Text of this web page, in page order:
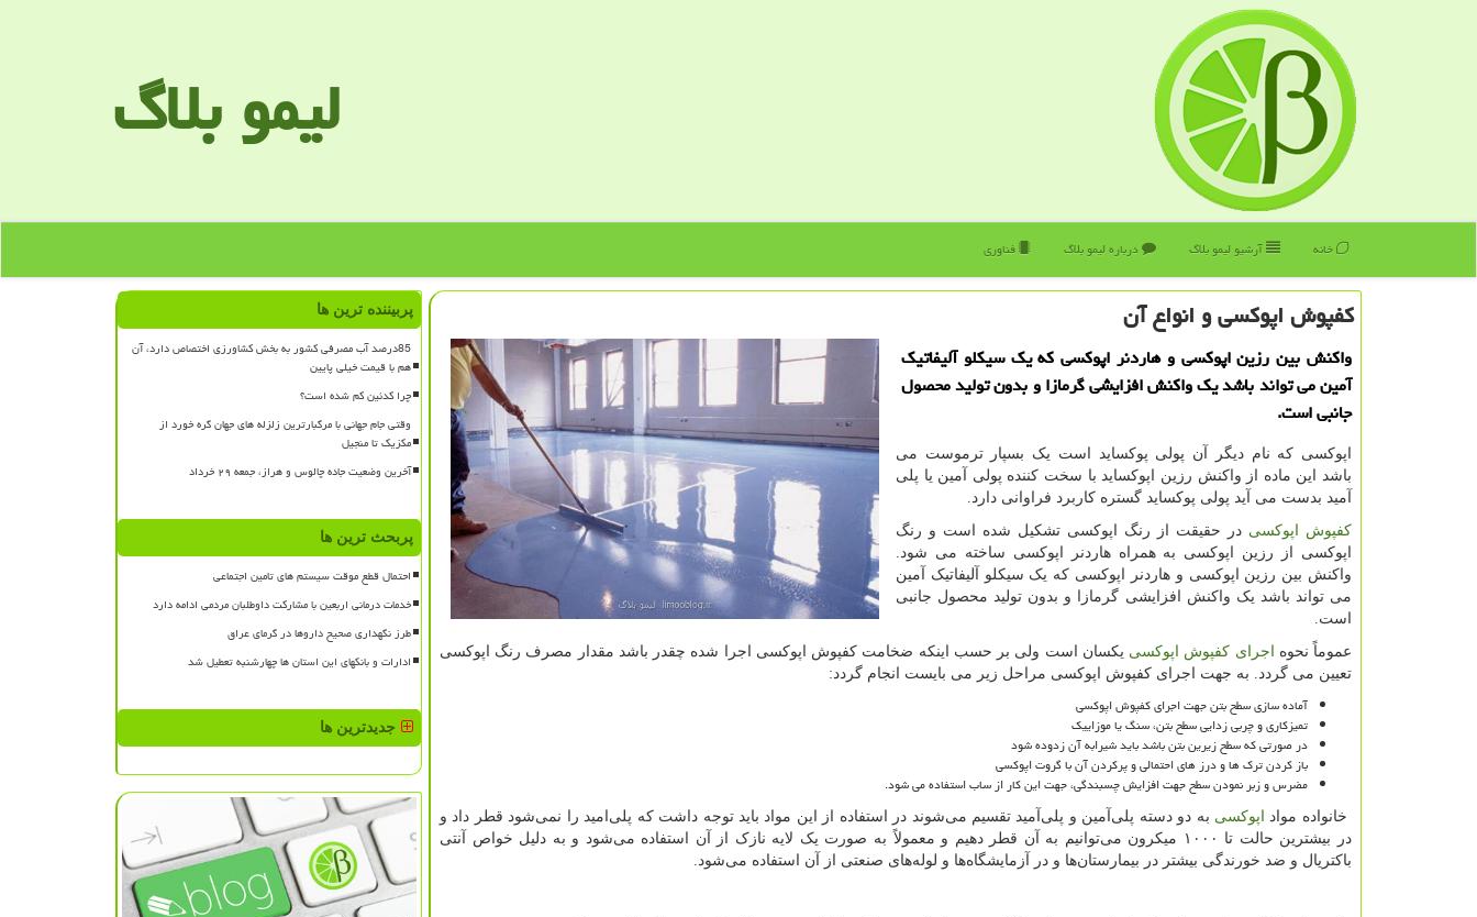
لیمو بلاگ
خانه آرشیو لیمو بلاگ درباره لیمو بلاگ فناوری
كفپوش اپوكسی و انواع آن
واكنش بین رزین اپوكسی و هاردنر اپوكسی كه یك سیكلو آلیفاتیك
آمین می تواند باشد یك واكنش افزایشی گرمازا و بدون تولید محصول
جانبی است.
اپوکسی که نام دیگر آن پولی پوکساید است یک بسپار ترموست می
باشد این ماده از واکنش رزین اپوکساید با سخت کننده پولی آمین یا پلی
آمید بدست می آید پولی پوکساید گستره کاربرد فراوانی دارد.
کفپوش اپوکسی در حقیقت از رنگ اپوکسی تشکیل شده است و رنگ
اپوکسی از رزین اپوکسی به همراه هاردنر اپوکسی ساخته می شود.
واکنش بین رزین اپوکسی و هاردنر اپوکسی که یک سیکلو آلیفاتیک آمین
می تواند باشد یک واکنش افزایشی گرمازا و بدون تولید محصول جانبی
است.
عموماً نحوه
اجرای کفپوش اپوکسی یکسان است ولی بر حسب اینکه ضخامت کفپوش اپوکسی اجرا شده چقدر باشد مقدار مصرف رنگ اپوکسی
تعیین می گردد. به جهت اجرای کفپوش اپوکسی مراحل زیر می بایست انجام گردد:
آماده سازی سطح بتن جهت اجرای کفپوش اپوکسی
تمیزکاری و چربی زدایی سطح بتن، سنگ یا موزاییک
در صورتی که سطح زیرین بتن باشد باید شیرابه آن زدوده شود
باز کردن ترک ها و درز های احتمالی و پرکردن آن با گروت اپوکسی
مضرس و زبر نمودن سطح جهت افزایش چسبندگی، جهت این کار از ساب استفاده می شود.
خانواده مواد اپوکسی به دو دسته پلی‌آمین و پلی‌آمید تقسیم می‌شوند در استفاده از این مواد باید توجه داشت که پلی‌امید را نمی‌شود قطر داد و
در بیشترین حالت تا ۱۰۰۰ میکرون می‌توانیم به آن قطر دهیم و معمولاً به صورت یک لایه نازک از آن استفاده می‌شود و به دلیل خواص آنتی
باکتریال و ضد خورندگی بیشتر در بیمارستان‌ها و در آزمایشگاه‌ها و لوله‌های صنعتی از آن استفاده می‌شود.
پربیننده ترین ها
85درصد آب مصرفی کشور به بخش کشاورزی اختصاص دارد، آن
هم با قیمت خیلی پایین
چرا کدئین کم شده است؟
وقتی جام جهانی با مرگبارترین زلزله های جهان گره خورد از
مکزیک تا منجیل
آخرین وضعیت جاده چالوس و هراز، جمعه ۲۹ خرداد
پربحث ترین ها
احتمال قطع موقت سیستم های تامین اجتماعی
خدمات درمانی اربعین با مشارکت داوطلبان مردمی ادامه دارد
طرز نگهداری صحیح داروها در گرمای عراق
ادارات و بانکهای این استان ها چهارشنبه تعطیل شد
جدیدترین ها